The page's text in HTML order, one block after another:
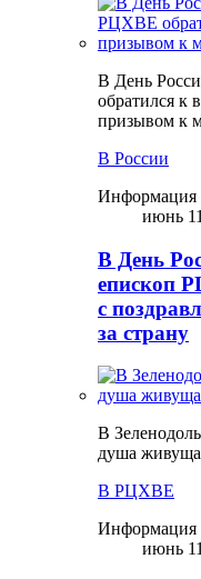
В День
обратился к
призывом к
В России
Информация
июнь
В День
епископ
с
за страну
В
душа
В РЦХВЕ
Информация
июнь